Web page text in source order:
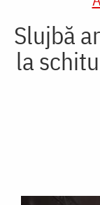
Slujbă
la